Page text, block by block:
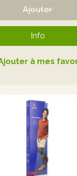
Ajouter
Info
à mes